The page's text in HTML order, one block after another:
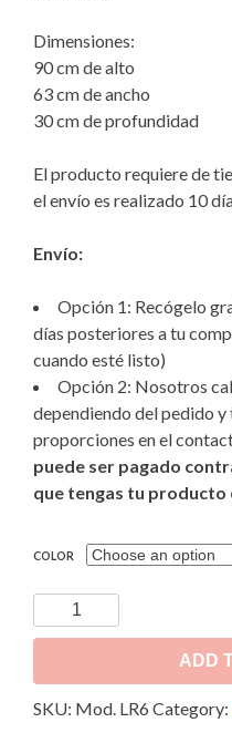
Dimensiones:
90 cm de alto
63 cm de ancho
30 cm de profundidad
El producto requiere de
el envío es realizado 10
Envío:
Opción 1: Recógelo
días posteriores a tu
cuando esté listo)
Opción 2: Nosotros
dependiendo del pedido y
proporciones en el
puede ser pagado
que tengas tu producto
COLOR
Librero
Revistero
LR6
quantity
ADD
SKU: Mod. LR6 Category: